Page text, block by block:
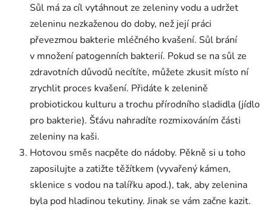
Sůl má za cíl vytáhnout ze zeleniny vodu a udržet
zeleninu nezkaženou do doby, než její práci
převezmou bakterie mléčného kvašení. Sůl brání
v množení patogenních bakterií. Pokud se na sůl ze
zdravotních důvodů necítíte, můžete zkusit místo ní
zrychlit proces kvašení. Přidáte k zelenině
probiotickou kulturu a trochu přírodního sladidla (jídlo
pro bakterie). Šťávu nahradíte rozmixováním části
zeleniny na kaši.
Hotovou směs nacpěte do nádoby. Pěkně si u toho
zaposilujte a zatižte těžítkem (vyvařený kámen,
sklenice s vodou na talířku apod.), tak, aby zelenina
byla pod hladinou tekutiny. Jinak se vám začne kazit.